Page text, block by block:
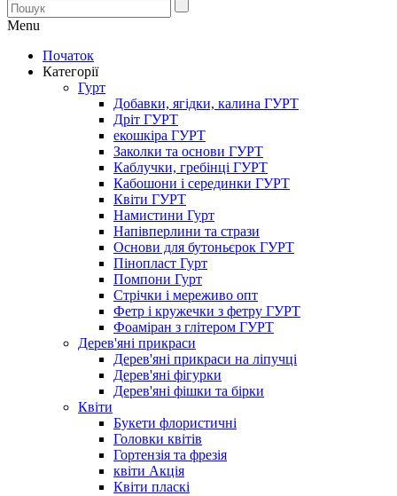
Menu
Початок
Категорії
Гурт
Добавки, ягідки, калина ГУРТ
Дріт ГУРТ
екошкіра ГУРТ
Заколки та основи ГУРТ
Каблучки, гребінці ГУРТ
Кабошони і серединки ГУРТ
Квіти ГУРТ
Намистини Гурт
Напівперлини та стрази
Основи для бутоньєрок ГУРТ
Пінопласт Гурт
Помпони Гурт
Стрічки і мереживо опт
Фетр і кружечки з фетру ГУРТ
Фоаміран з глітером ГУРТ
Дерев'яні прикраси
Дерев'яні прикраси на ліпучці
Дерев'яні фігурки
Дерев'яні фішки та бірки
Квіти
Букети флористичні
Головки квітів
Гортензія та фрезія
квіти Акція
Квіти пласкі